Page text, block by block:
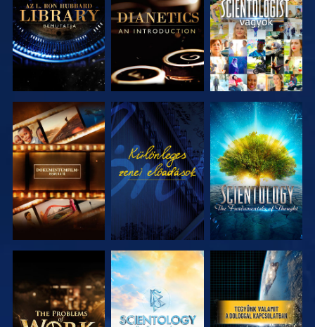
RÉSZEI
RÉSZEI
A SOROZAT
RÉSZEI
MŰSORNÉZÉS
A SOROZAT
RÉSZEI
A SOROZAT
RÉSZEI
A SOROZAT
RÉSZEI
MŰSORNÉZÉS